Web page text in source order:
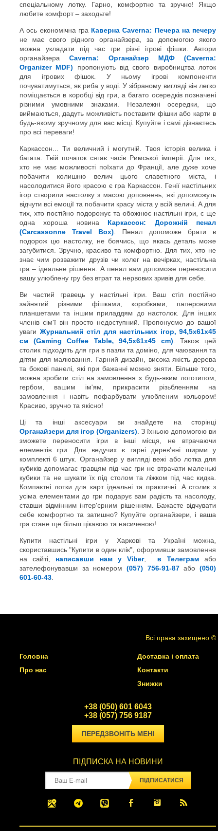
спеціальному лотку. Гарно, комфортно та зручно! Якщо
любите комфорт – заходьте!
А ось економічна гра Каверна Caverna: Печера на печеру
не має свого рідного органайзера, за допомогою якого
можна укладати під час гри різні ігрові фішки. Автори
органайзераCaverna: Органайзер МДФ (Caverna:
Organizer MDF) пропонують від свого виробництва лоток
для ігрових фішок. У ньому ігрові компоненти
почуватимуться, як риба у воді. У зібраному вигляді він легко
поміщається в коробці від гри, а багато осередків позначені
різними умовними знаками. Незалежні осередки, що
виймаються, дадуть можливість поставити фішки або карти в
будь-якому зручному для вас місці. Купуйте і самі дізнаєтесь
про всі переваги!
Каркассон... Ти величний і могутній. Твоя історія велика і
багата. Твій початок сягає часів Римської імперії. Для тих,
хто не має можливості поїхати до Франції, але дуже хоче
побачити колишню велич цього славетного міста, і
насолодитися його красою є гра Каркассон. Генії настільних
ігор створили настолку з масою доповнень, які допоможуть
відчути всі емоції та побачити красу міста у всій величі. А для
тих, хто постійно подорожує та обожнює настільні ігри, є ще
одна хороша новина Каркассон: Дорожній пенал
(Carcassonne Travel Box). Пенал допоможе брати в
подорож цю настолку, не боячись, що якась деталь може
загубитися. Зручно, красиво та комфортно. Для тих, хто не
знає чим розважити друзів чи колег на вечірках, настільна
гра – ідеальне рішення. А пенал вам допоможе переносити
вашу улюблену гру без втрат та нервових зривів для себе.
Ви частий гравець у настільні ігри. Ваш стіл постійно
зайнятий різними фішками, коробками, паперовими
планшетами та іншим приладдям до настолок. Для інших
членів сім'ї він просто недоступний. Пропонуємо до вашої
уваги Журнальний стіл для настільних ігор, 94,5х61х45
см (Gaming Coffee Table, 94,5х61х45 cm). Також цей
столик підходить для гри в пазли та доміно, для чаювання та
дітям для малювання. Гарний дизайн, висока якість дерева
та бокові панелі, які при бажанні можно зняти. Більше того,
можна зробити стіл на замовлення з будь-яким логотипом,
гербом, вашим ім'ям, прикрасити різьбленням на
замовлення і навіть пофарбувати улюбленим кольором!
Красиво, зручно та якісно!
Ці та інші аксесуари ви знайдете на сторінці
Органайзери для ігор (Organizers). З їхньою допомогою ви
зможете переносити ігри в інші місця, не втрачаючи
елементів гри. Для ведучих є гарні дерев'яні ширми у
комплекті 6 штук. Органайзер у вигляді вежі або лотка для
кубиків допомагає гравцям під час гри не втрачати маленькі
кубики та не шукати їх під столом та ліжком під час кидка.
Компактні лотки для карт ідеальні та практичні. А столик з
усіма елементами до гри подарує вам радість та насолоду,
ставши відмінним інтер'єрним рішенням. Бажаєте відчувати
себе комфортно та затишно? Купуйте органайзери, і ваша
гра стане ще більш цікавою та насиченою!
Купити настільні ігри у Харкові та Україні можна,
скориставшись "Купити в один клік", оформивши замовлення
на сайті, написавши нам у Viber, в Телеграмабо
зателефонувавши за номером (057) 756-91-87або(050)
601-60-43.
Всі права захищено ©
Головна
Про нас
Доставка і оплата
Контакти
Знижки
+38 (050) 601 6043
+38 (057) 756 9187
ПЕРЕДЗВОНІТЬ МЕНІ
ПІДПИСКА НА НОВИНИ
ПІДПИСАТИСЯ